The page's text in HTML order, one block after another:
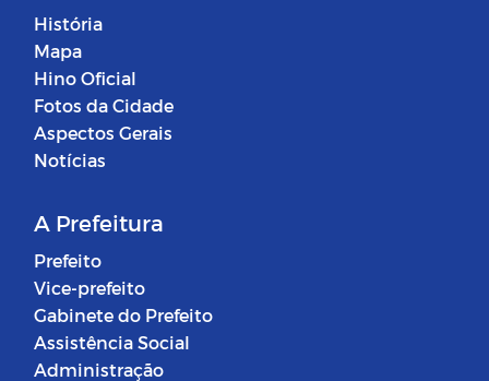
História
Mapa
Hino Oficial
Fotos da Cidade
Aspectos Gerais
Notícias
A Prefeitura
Prefeito
Vice-prefeito
Gabinete do Prefeito
Assistência Social
Administração